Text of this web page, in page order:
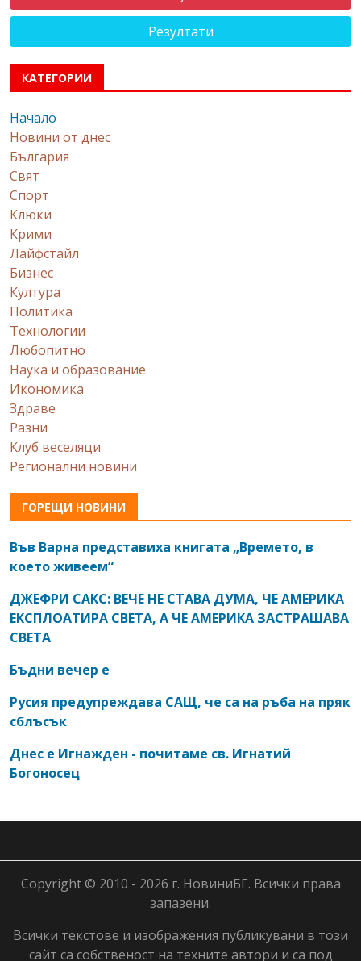
Резултати
КАТЕГОРИИ
Начало
Новини от днес
България
Свят
Спорт
Клюки
Крими
Лайфстайл
Бизнес
Култура
Политика
Технологии
Любопитно
Наука и образование
Икономика
Здраве
Разни
Клуб веселяци
Регионални новини
ГОРЕЩИ НОВИНИ
Във Варна представиха книгата „Времето, в
което живеем“
ДЖЕФРИ САКС: ВЕЧЕ НЕ СТАВА ДУМА, ЧЕ АМЕРИКА
ЕКСПЛОАТИРА СВЕТА, А ЧЕ АМЕРИКА ЗАСТРАШАВА
СВЕТА
Бъдни вечер е
Русия предупреждава САЩ, че са на ръба на пряк
сблъсък
Днес е Игнажден - почитаме св. Игнатий
Богоносец
Copyright © 2010 - 2026 г. НовиниБГ. Всички права
запазени.
Всички текстове и изображения публикувани в този
сайт са собственост на техните автори и са под